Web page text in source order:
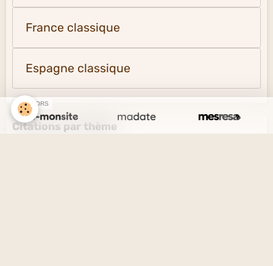
France classique
Espagne classique
Citations par thème
SPONSORS